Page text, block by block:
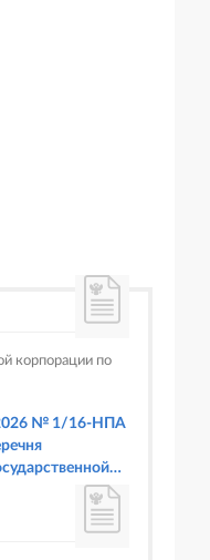
корпорации по
№ 1/16-НПА
энергии